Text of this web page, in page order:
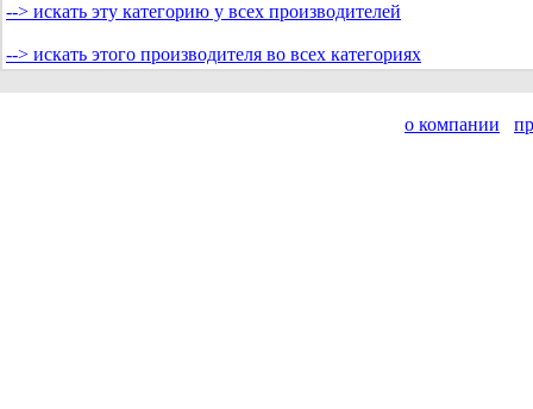
--> искать эту категорию у всех производителей
--> искать этого производителя во всех категориях
о компании